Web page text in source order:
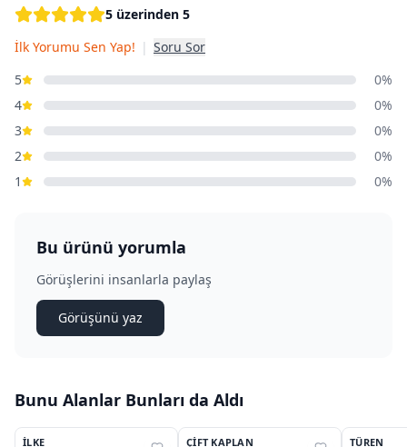
5 üzerinden 5
İlk Yorumu Sen Yap! | Soru Sor
5
0%
4
0%
3
0%
2
0%
1
0%
Bu ürünü yorumla
Görüşlerini insanlarla paylaş
Görüşünü yaz
Bunu Alanlar Bunları da Aldı
%34
İLKE %39
ÇIFT KAPLAN %33
TÜREN